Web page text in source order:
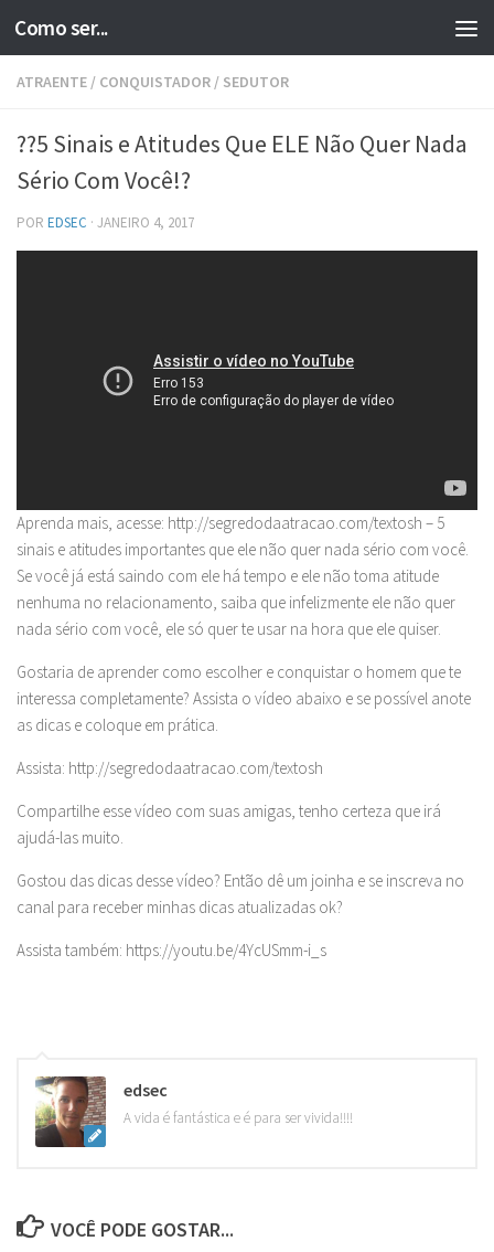
Skip to content
Como ser...
ATRAENTE / CONQUISTADOR / SEDUTOR
??5 Sinais e Atitudes Que ELE Não Quer Nada
Sério Com Você!?
POR EDSEC · JANEIRO 4, 2017
Aprenda mais, acesse: http://segredodaatracao.com/textosh – 5
sinais e atitudes importantes que ele não quer nada sério com você.
Se você já está saindo com ele há tempo e ele não toma atitude
nenhuma no relacionamento, saiba que infelizmente ele não quer
nada sério com você, ele só quer te usar na hora que ele quiser.
Gostaria de aprender como escolher e conquistar o homem que te
interessa completamente? Assista o vídeo abaixo e se possível anote
as dicas e coloque em prática.
Assista: http://segredodaatracao.com/textosh
Compartilhe esse vídeo com suas amigas, tenho certeza que irá
ajudá-las muito.
Gostou das dicas desse vídeo? Então dê um joinha e se inscreva no
canal para receber minhas dicas atualizadas ok?
Assista também: https://youtu.be/4YcUSmm-i_s
edsec
A vida é fantástica e é para ser vivida!!!!
VOCÊ PODE GOSTAR...